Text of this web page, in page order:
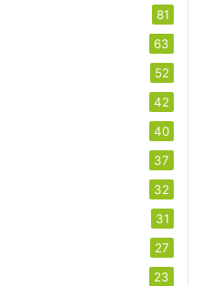
81
63
52
42
40
37
32
31
27
23